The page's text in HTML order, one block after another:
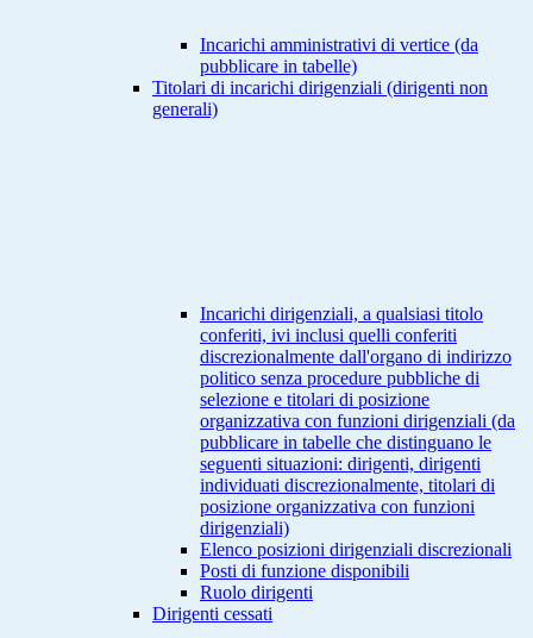
Incarichi amministrativi di vertice (da
pubblicare in tabelle)
Titolari di incarichi dirigenziali (dirigenti non
generali)
Incarichi dirigenziali, a qualsiasi titolo
conferiti, ivi inclusi quelli conferiti
discrezionalmente dall'organo di indirizzo
politico senza procedure pubbliche di
selezione e titolari di posizione
organizzativa con funzioni dirigenziali (da
pubblicare in tabelle che distinguano le
seguenti situazioni: dirigenti, dirigenti
individuati discrezionalmente, titolari di
posizione organizzativa con funzioni
dirigenziali)
Elenco posizioni dirigenziali discrezionali
Posti di funzione disponibili
Ruolo dirigenti
Dirigenti cessati